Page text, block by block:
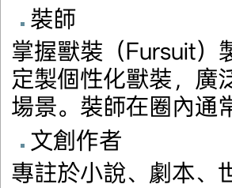
裝師
掌握獸裝（Fursuit）
定製個性化獸裝，廣
場景。裝師在圈內通
文創作者
專註於小說、劇本、